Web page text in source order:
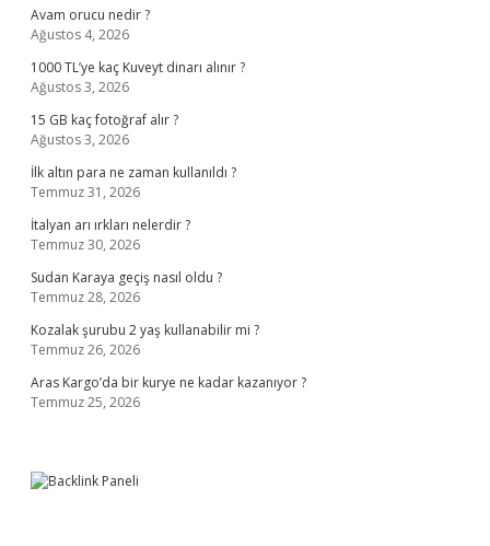
Avam orucu nedir ?
Ağustos 4, 2026
1000 TL’ye kaç Kuveyt dinarı alınır ?
Ağustos 3, 2026
15 GB kaç fotoğraf alır ?
Ağustos 3, 2026
İlk altın para ne zaman kullanıldı ?
Temmuz 31, 2026
İtalyan arı ırkları nelerdir ?
Temmuz 30, 2026
Sudan Karaya geçiş nasıl oldu ?
Temmuz 28, 2026
Kozalak şurubu 2 yaş kullanabilir mi ?
Temmuz 26, 2026
Aras Kargo’da bir kurye ne kadar kazanıyor ?
Temmuz 25, 2026